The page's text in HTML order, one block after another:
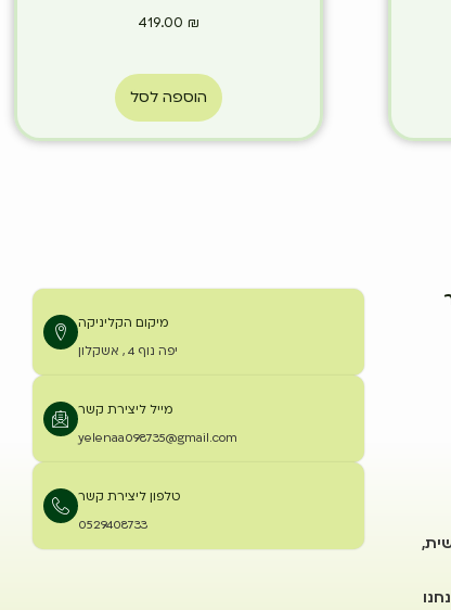
419.00₪
הוספה לסל
מיקום הקליניקה
יפה נוף 4 , אשקלון
מייל ליצירת קשר
yelenaa098735@gmail.com
טלפון ליצירת קשר
0529408733